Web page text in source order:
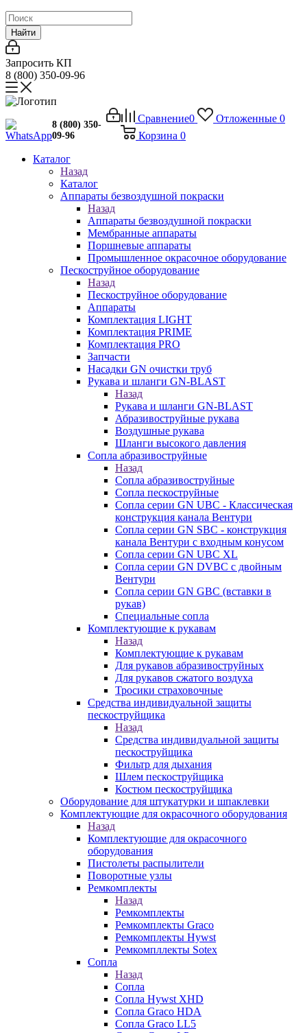
Найти
Запросить КП
8 (800) 350-09-96
Сравнение0 Отложенные 0
Корзина 0
8 (800) 350-
09-96
Каталог
Назад
Каталог
Аппараты безвоздушной покраски
Назад
Аппараты безвоздушной покраски
Мембранные аппараты
Поршневые аппараты
Промышленное окрасочное оборудование
Пескоструйное оборудование
Назад
Пескоструйное оборудование
Аппараты
Комплектация LIGHT
Комплектация PRIME
Комплектация PRO
Запчасти
Насадки GN очистки труб
Рукава и шланги GN-BLAST
Назад
Рукава и шланги GN-BLAST
Абразивоструйные рукава
Воздушные рукава
Шланги высокого давления
Сопла абразивоструйные
Назад
Сопла абразивоструйные
Сопла пескоструйные
Сопла серии GN UBC - Классическая
конструкция канала Вентури
Сопла серии GN SBC - конструкция
канала Вентури c входным конусом
Сопла серии GN UBC XL
Сопла серии GN DVBC с двойным
Вентури
Сопла серии GN GBC (вставки в
рукав)
Специальные сопла
Комплектующие к рукавам
Назад
Комплектующие к рукавам
Для рукавов абразивоструйных
Для рукавов сжатого воздуха
Тросики страховочные
Средства индивидуальной защиты
пескоструйщика
Назад
Средства индивидуальной защиты
пескоструйщика
Фильтр для дыхания
Шлем пескоструйщика
Костюм пескоструйщика
Оборудование для штукатурки и шпаклевки
Комплектующие для окрасочного оборудования
Назад
Комплектующие для окрасочного
оборудования
Пистолеты распылители
Поворотные узлы
Ремкомплекты
Назад
Ремкомплекты
Ремкомплекты Graco
Ремкомплекты Hywst
Ремкомпллекты Sotex
Сопла
Назад
Сопла
Сопла Hywst XHD
Сопла Graco HDA
Сопла Graco LL5